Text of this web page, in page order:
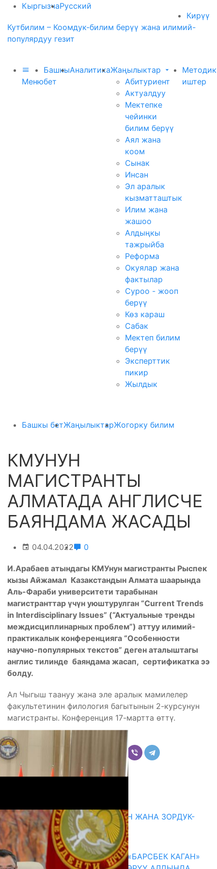
КыргызчаРусский
Кирүү
Кутбилим – Коомдук-билим берүү жана илимий-
популярдуу гезит
Меню
Башкы
бет
АналитикаЖаңылыктар
Абитуриент
Актуалдуу
Мектепке
чейинки
билим берүү
Аял жана
коом
Сынак
Инсан
Эл аралык
кызматташтык
Илим жана
жашоо
Алдыңкы
тажрыйба
Реформа
Окуялар жана
фактылар
Суроо - жооп
берүү
Көз караш
Сабак
Мектеп билим
берүү
Эксперттик
пикир
Жылдык
иштер
Башкы бетЖаңылыктарЖогорку билим
КМУНУН
МАГИСТРАНТЫ
АЛМАТАДА АНГЛИСЧЕ
БАЯНДАМА ЖАСАДЫ
04.04.2022 0
И.Арабаев атындагы КМУнун магистранты Рыспек
кызы Айжамал Казакстандын Алмата шаарында
Аль-Фараби университети тарабынан
магистранттар үчүн уюштурулган “Current Trends
in Interdisciplinary Issues” (“Aктуальные тренды
междисциплинарных проблем”) аттуу илимий-
практикалык конференцияга “Особенности
научно-популярных текстов” деген аталыштагы
англис тилинде баяндама жасап, сертификатка ээ
болду.
Ал Чыгыш таануу жана эле аралык мамилелер
факультетинин филология багытынын 2-курсунун
магистранты. Конференция 17-мартта өттү.
Комментарийлер
ГЕНДЕРДИК БАСМЫРЛООДОН ЖАНА ЗОРДУК-
ЗОМБУЛУКТАН КОРГОО
07.08.2026
КЫРГЫЗ ТАРЫХЫ ТАСМАДА: «БАРСБЕК КАГАН»